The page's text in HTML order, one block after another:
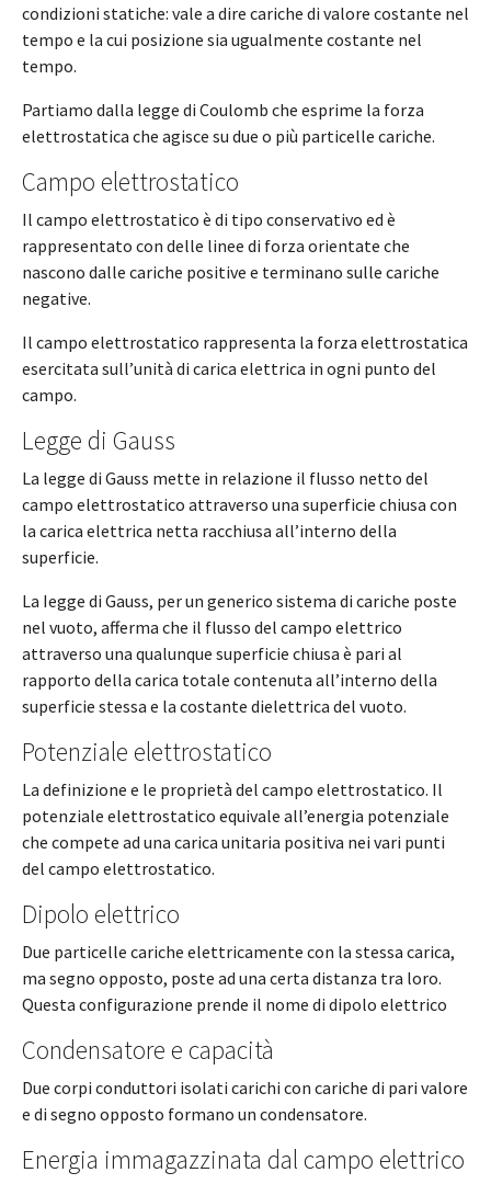
condizioni statiche: vale a dire cariche di valore costante nel
tempo e la cui posizione sia ugualmente costante nel
tempo.
Partiamo dalla legge di Coulomb che esprime la forza
elettrostatica che agisce su due o più particelle cariche.
Campo elettrostatico
Il campo elettrostatico è di tipo conservativo ed è
rappresentato con delle linee di forza orientate che
nascono dalle cariche positive e terminano sulle cariche
negative.
Il campo elettrostatico rappresenta la forza elettrostatica
esercitata sull’unità di carica elettrica in ogni punto del
campo.
Legge di Gauss
La legge di Gauss mette in relazione il flusso netto del
campo elettrostatico attraverso una superficie chiusa con
la carica elettrica netta racchiusa all’interno della
superficie.
La Iegge di Gauss, per un generico sistema di cariche poste
nel vuoto, afferma che il flusso del campo elettrico
attraverso una qualunque superficie chiusa è pari al
rapporto della carica totale contenuta all’interno della
superficie stessa e la costante dielettrica del vuoto.
Potenziale elettrostatico
La definizione e le proprietà del campo elettrostatico. Il
potenziale elettrostatico equivale all’energia potenziale
che compete ad una carica unitaria positiva nei vari punti
del campo elettrostatico.
Dipolo elettrico
Due particelle cariche elettricamente con la stessa carica,
ma segno opposto, poste ad una certa distanza tra loro.
Questa configurazione prende il nome di dipolo elettrico
Condensatore e capacità
Due corpi conduttori isolati carichi con cariche di pari valore
e di segno opposto formano un condensatore.
Energia immagazzinata dal campo elettrico